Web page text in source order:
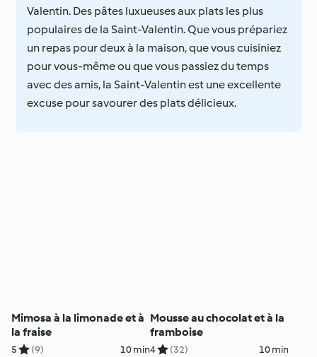
Valentin. Des pâtes luxueuses aux plats les plus
populaires de la Saint-Valentin. Que vous prépariez
un repas pour deux à la maison, que vous cuisiniez
pour vous-même ou que vous passiez du temps
avec des amis, la Saint-Valentin est une excellente
excuse pour savourer des plats délicieux.
Mimosa à la limonade et à
la fraise
5 (9) 10 min
Mousse au chocolat et à la
framboise
4 (32) 10 min